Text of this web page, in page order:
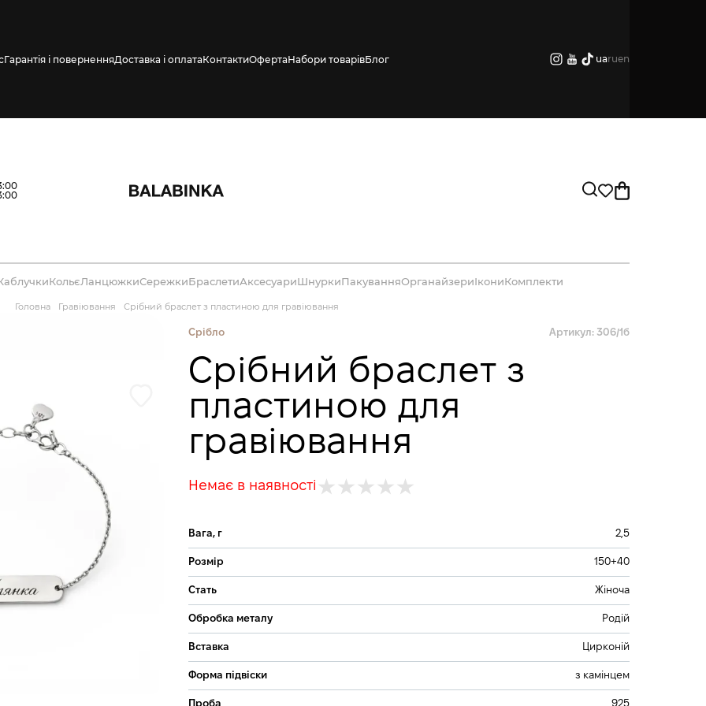
Гарантія і поверненняДоставка і оплатаКонтактиОфертаНабори товарівБлог uaruen
КольєЛанцюжкиСережкиБраслетиАксесуариШнуркиПакуванняОрганайзериІкониКомплекти
Головна Гравіювання Срібний браслет з пластиною для гравіювання
Срібло Артикул: 306/1б
Срібний браслет з
пластиною для
гравіювання
Немає в наявності
Вага, г 2,5
Розмір 150+40
Стать Жіноча
Обробка металу Родій
Вставка Цирконій
Форма підвіски з камінцем